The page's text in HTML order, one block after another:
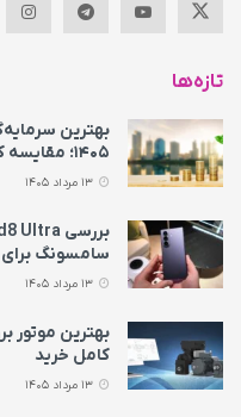
تازه‌ها
۱۴۰۵؛ مقایسه کامل گزینه‌های سودآور
سامسونگ برای
بهترین موتور
کامل خرید